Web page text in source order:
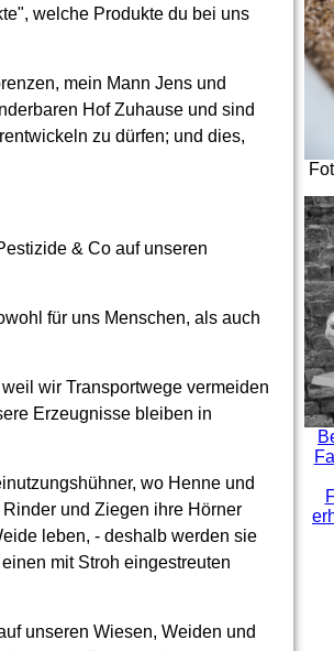
welche Produkte du bei uns
mein Mann Jens und
Hof Zuhause und sind
zu dürfen; und dies,
& Co auf unseren
für uns Menschen, als auch
wir Transportwege vermeiden
Erzeugnisse bleiben in
wo Henne und
und Ziegen ihre Hörner
leben, - deshalb werden sie
mit Stroh eingestreuten
unseren Wiesen, Weiden und